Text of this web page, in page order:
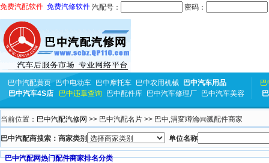
免费汽配软件 免费汽修软件 汽配号： 密码：
巴中汽配黄页 巴中电动车 巴中摩托车 巴中农用机械
巴中汽车用品
巴中汽车4S店
巴中违章查询 巴中配件库 巴中汽车修理厂 巴中汽车美容
当前位置： 巴中汽配汽修网 >> 巴中汽配名片 >> 巴中,涓変竴瀹㈣溅配件商家
巴中汽配商搜索：商家类别 单位名称
巴中汽配网热门配件商家排名分类